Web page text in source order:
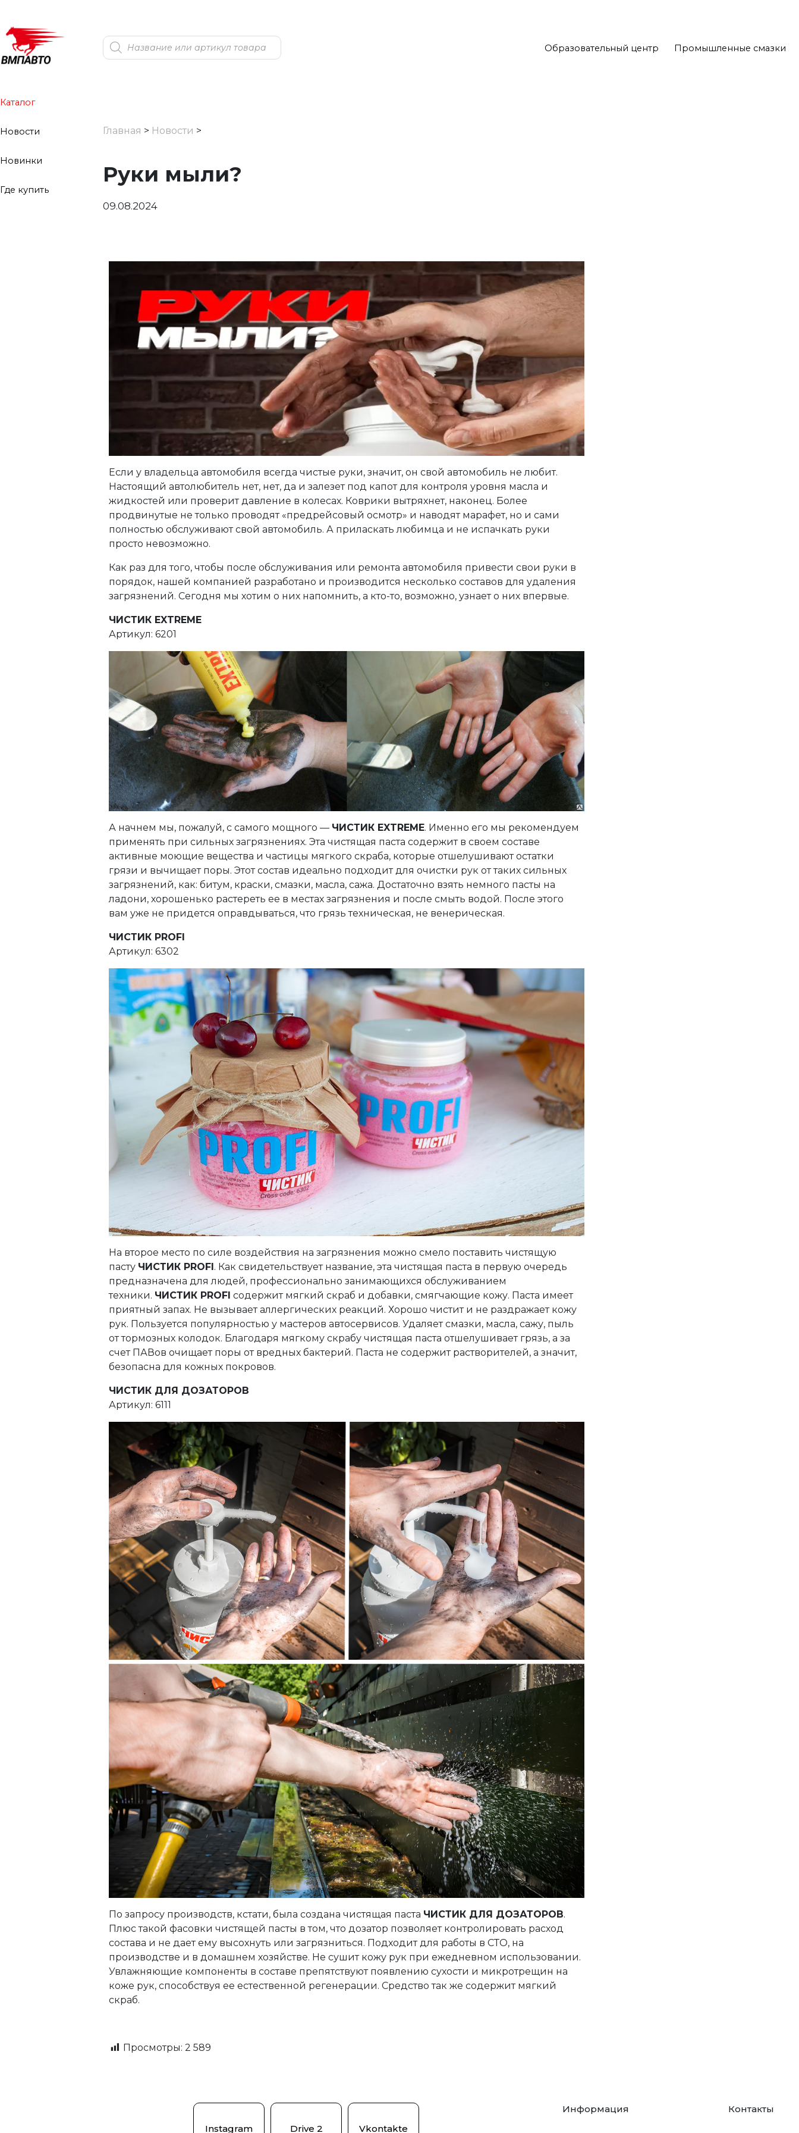
Каталог
Новости
Новинки
Где купить
Поиск
товаров
Образовательный центр Промышленные смазки
Главная > Новости >
Руки мыли?
09.08.2024
Если у владельца автомобиля всегда чистые руки, значит, он свой автомобиль не любит.
Настоящий автолюбитель нет, нет, да и залезет под капот для контроля уровня масла и
жидкостей или проверит давление в колесах. Коврики вытряхнет, наконец. Более
продвинутые не только проводят «предрейсовый осмотр» и наводят марафет, но и сами
полностью обслуживают свой автомобиль. А приласкать любимца и не испачкать руки
просто невозможно.
Как раз для того, чтобы после обслуживания или ремонта автомобиля привести свои руки в
порядок, нашей компанией разработано и производится несколько составов для удаления
загрязнений. Сегодня мы хотим о них напомнить, а кто-то, возможно, узнает о них впервые.
ЧИСТИК EXTREME
Артикул: 6201
А начнем мы, пожалуй, с самого мощного — ЧИСТИК EXTREME. Именно его мы рекомендуем
применять при сильных загрязнениях. Эта чистящая паста содержит в своем составе
активные моющие вещества и частицы мягкого скраба, которые отшелушивают остатки
грязи и вычищает поры. Этот состав идеально подходит для очистки рук от таких сильных
загрязнений, как: битум, краски, смазки, масла, сажа. Достаточно взять немного пасты на
ладони, хорошенько растереть ее в местах загрязнения и после смыть водой. После этого
вам уже не придется оправдываться, что грязь техническая, не венерическая.
ЧИСТИК PROFI
Артикул: 6302
На второе место по силе воздействия на загрязнения можно смело поставить чистящую
пасту ЧИСТИК PROFI . Как свидетельствует название, эта чистящая паста в первую очередь
предназначена для людей, профессионально занимающихся обслуживанием
техники. ЧИСТИК PROFI содержит мягкий скраб и добавки, смягчающие кожу. Паста имеет
приятный запах. Не вызывает аллергических реакций. Хорошо чистит и не раздражает кожу
рук. Пользуется популярностью у мастеров автосервисов. Удаляет смазки, масла, сажу, пыль
от тормозных колодок. Благодаря мягкому скрабу чистящая паста отшелушивает грязь, а за
счет ПАВов очищает поры от вредных бактерий. Паста не содержит растворителей, а значит,
безопасна для кожных покровов.
ЧИСТИК ДЛЯ ДОЗАТОРОВ
Артикул: 6111
По запросу производств, кстати, была создана чистящая паста ЧИСТИК ДЛЯ ДОЗАТОРОВ.
Плюс такой фасовки чистящей пасты в том, что дозатор позволяет контролировать расход
состава и не дает ему высохнуть или загрязниться. Подходит для работы в СТО, на
производстве и в домашнем хозяйстве. Не сушит кожу рук при ежедневном использовании.
Увлажняющие компоненты в составе препятствуют появлению сухости и микротрещин на
коже рук, способствуя ее естественной регенерации. Средство так же содержит мягкий
скраб.
Просмотры: 2 589
Instagram Drive 2 Vkontakte
Информация Контакты